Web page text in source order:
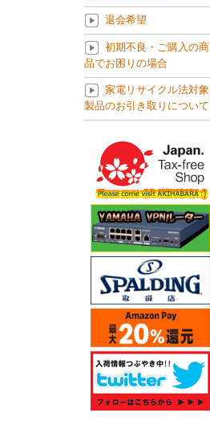
退会希望
初期不良・ご購入の商
品でお困りの場合
家電リサイクル法対象
製品のお引き取りについて